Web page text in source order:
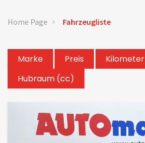
Home Page Fahrzeugliste
Marke Preis
Kilometer
Hubraum (cc)